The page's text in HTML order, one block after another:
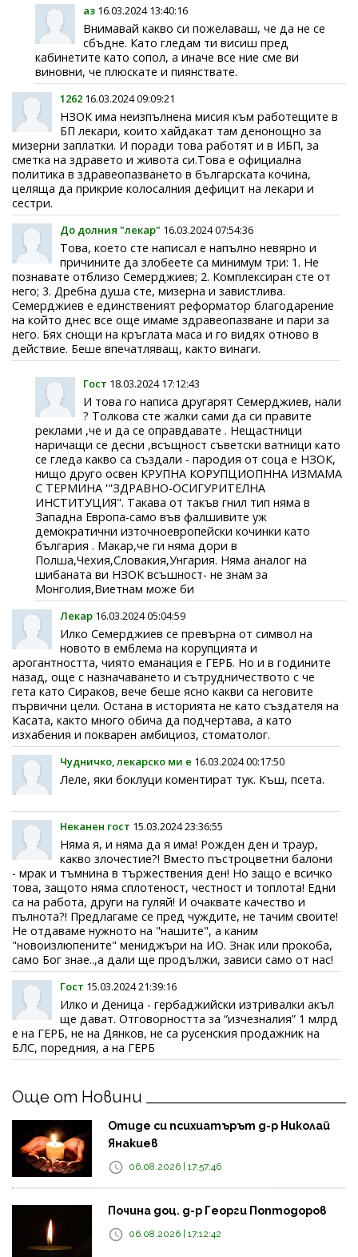
аз 16.03.2024 13:40:16
Внимавай какво си пожелаваш, че да не се
сбъдне. Като гледам ти висиш пред
кабинетите като сопол, а иначе все ние сме ви
виновни, че плюскате и пиянствате.
1262 16.03.2024 09:09:21
НЗОК има неизпълнена мисия към работещите в
БП лекари, които хайдакат там денонощно за
мизерни заплатки. И поради това работят и в ИБП, за
сметка на здравето и живота си.Това е официална
политика в здравеопазването в българската кочина,
целяща да прикрие колосалния дефицит на лекари и
сестри.
До долния "лекар" 16.03.2024 07:54:36
Това, което сте написал е напълно невярно и
причините да злобеете са минимум три: 1. Не
познавате отблизо Семерджиев; 2. Комплексиран сте от
него; 3. Дребна душа сте, мизерна и завистлива.
Семерджиев е единственият реформатор благодарение
на който днес все още имаме здравеопазване и пари за
него. Бях снощи на кръглата маса и го видях отново в
действие. Беше впечатляващ, както винаги.
Гост 18.03.2024 17:12:43
И това го написа другарят Семерджиев, нали
? Толкова сте жалки сами да си правите
реклами ,че и да се оправдавате . Нещастници
наричащи се десни ,всъщност съветски ватници като
се гледа какво са създали - пародия от соца е НЗОК,
нищо друго освен КРУПНА КОРУПЦИОПННА ИЗМАМА
С ТЕРМИНА '"ЗДРАВНО-ОСИГУРИТЕЛНА
ИНСТИТУЦИЯ". Такава от такъв гнил тип няма в
Западна Европа-само във фалшивите уж
демократични източноевропейски кочинки като
българия . Макар,че ги няма дори в
Полша,Чехия,Словакия,Унгария. Няма аналог на
шибаната ви НЗОК всъшност- не знам за
Монголия,Виетнам може би
Лекар 16.03.2024 05:04:59
Илко Семерджиев се превърна от символ на
новото в емблема на корупцията и
арогантността, чиято еманация е ГЕРБ. Но и в годините
назад, още с назначаването и сътрудничеството с че
гета като Сираков, вече беше ясно какви са неговите
първични цели. Остана в историята не като създателя на
Касата, както много обича да подчертава, а като
изхабения и покварен амбициоз, стоматолог.
Чудничко, лекарско ми е 16.03.2024 00:17:50
Леле, яки боклуци коментират тук. Къш, псета.
Неканен гост 15.03.2024 23:36:55
Няма я, и няма да я има! Рожден ден и траур,
какво злочестие?! Вместо пъстроцветни балони
- мрак и тъмнина в тържествения ден! Но защо е всичко
това, защото няма сплотеност, честност и топлота! Едни
са на работа, други на гуляй! И очаквате качество и
пълнота?! Предлагаме се пред чуждите, не тачим своите!
Не отдаваме нужното на "нашите", а каним
"новоизлюпените" мениджъри на ИО. Знак или прокоба,
само Бог знае..,а дали ще продължи, зависи само от нас!
Гост 15.03.2024 21:39:16
Илко и Деница - гербаджийски изтривалки акъл
ще дават. Отговорността за “изчезналия” 1 млрд
е на ГЕРБ, не на Дянков, не са русенския продажник на
БЛС, поредния, а на ГЕРБ
Още от Новини
Отиде си психиатърът д-р Николай
Янакиев
06.08.2026 | 17:57:46
Почина доц. д-р Георги Поптодоров
06.08.2026 | 17:12:42